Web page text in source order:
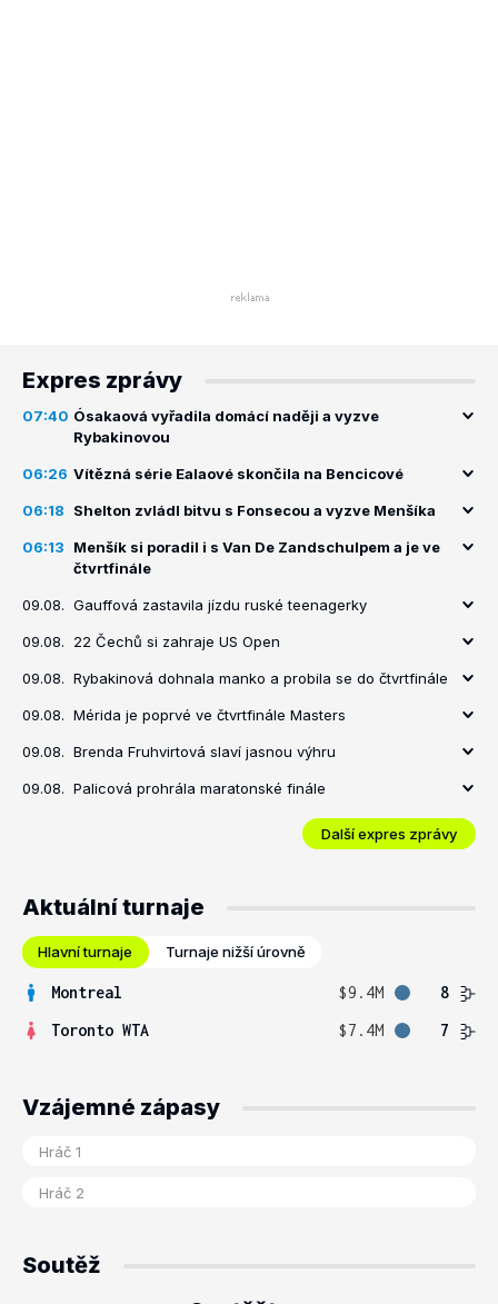
Expres zprávy
07:40 Ósakaová vyřadila domácí naději a vyzve
Rybakinovou
06:26 Vítězná série Ealaové skončila na Bencicové
06:18 Shelton zvládl bitvu s Fonsecou a vyzve Menšíka
06:13
Menšík si poradil i s Van De Zandschulpem a je ve
čtvrtfinále
09.08. Gauffová zastavila jízdu ruské teenagerky
09.08. 22 Čechů si zahraje US Open
09.08. Rybakinová dohnala manko a probila se do čtvrtfinále
09.08. Mérida je poprvé ve čtvrtfinále Masters
09.08. Brenda Fruhvirtová slaví jasnou výhru
09.08. Palicová prohrála maratonské finále
Další expres zprávy
Aktuální turnaje
Hlavní turnaje Turnaje nižší úrovně
Montreal $9.4M
8
Toronto WTA
$7.4M 7
Vzájemné zápasy
Soutěž